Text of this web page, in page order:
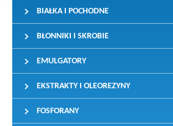
BIAŁKA I POCHODNE
BŁONNIKI I SKROBIE
EMULGATORY
EKSTRAKTY I OLEOREZYNY
FOSFORANY